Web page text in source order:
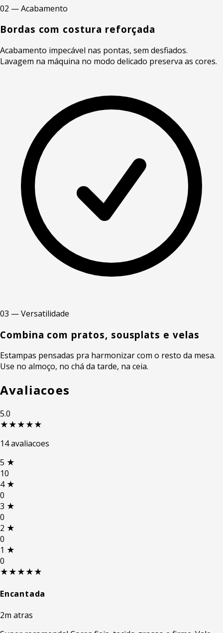
02 — Acabamento
Bordas com costura reforçada
Acabamento impecável nas pontas, sem desfiados.
Lavagem na máquina no modo delicado preserva as cores.
03 — Versatilidade
Combina com pratos, sousplats e velas
Estampas pensadas pra harmonizar com o resto da mesa.
Use no almoço, no chá da tarde, na ceia.
Avaliacoes
5.0
★★★★★
14 avaliacoes
5 ★
10
4 ★
0
3 ★
0
2 ★
0
1 ★
0
★★★★★
Encantada
2m atras